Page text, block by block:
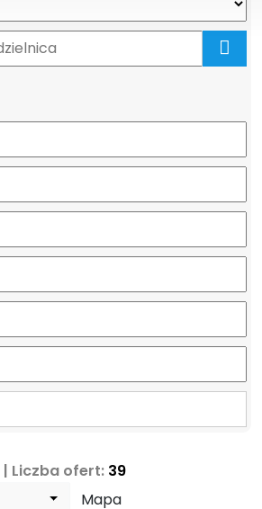
| Liczba ofert: 39
Mapa